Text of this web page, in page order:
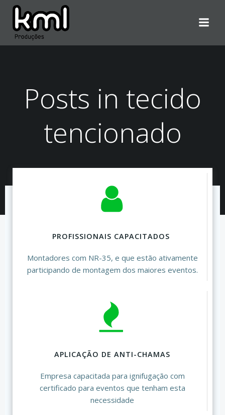
Posts in tecido
tencionado
PROFISSIONAIS CAPACITADOS
Montadores com NR-35, e que estão ativamente
participando de montagem dos maiores eventos.
APLICAÇÃO DE ANTI-CHAMAS
Empresa capacitada para ignifugação com
certificado para eventos que tenham esta
necessidade